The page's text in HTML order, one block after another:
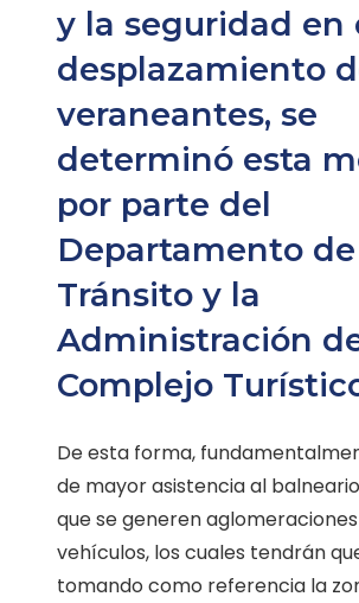
y la seguridad en
desplazamiento
veraneantes, se
determinó esta
por parte del
Departamento de
Tránsito y la
Administración
Complejo
De esta forma,
de mayor asistencia al
que se generen
vehículos, los cuales tendrán
tomando como referencia la